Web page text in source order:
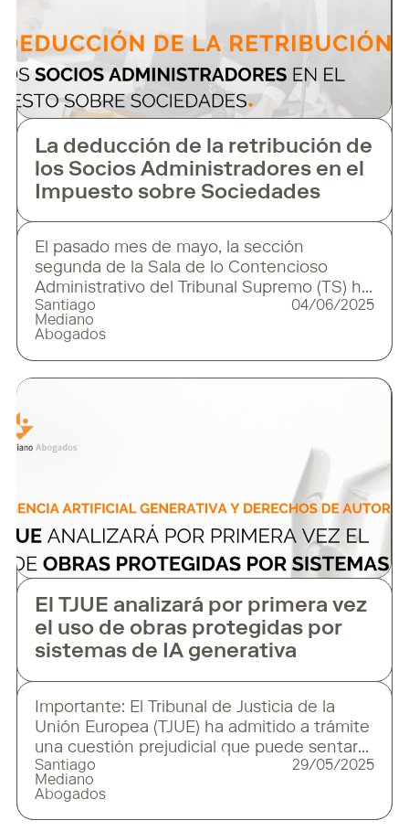
La deducción de la retribución de
los Socios Administradores en el
Impuesto sobre Sociedades
El pasado mes de mayo, la sección
segunda de la Sala de lo Contencioso
Administrativo del Tribunal Supremo (TS) ha
emitido una sentencia de especial
relevancia para aquellas sociedades que
Santiago
Mediano
Abogados
04/06/2025
El TJUE analizará por primera vez
el uso de obras protegidas por
sistemas de IA generativa
Importante: El Tribunal de Justicia de la
Unión Europea (TJUE) ha admitido a trámite
una cuestión prejudicial que puede sentar
un precedente decisivo sobre el uso de
contenidos protegidos por derechos de
Santiago
Mediano
Abogados
29/05/2025